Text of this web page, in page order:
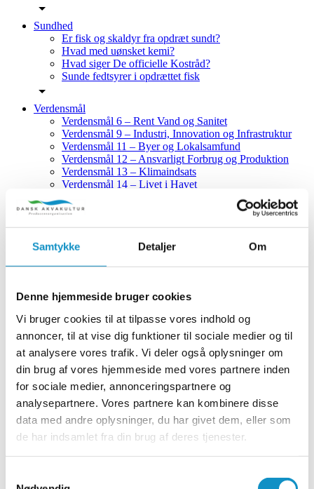
Samtykke Detaljer Om
Denne hjemmeside bruger cookies
Vi bruger cookies til at tilpasse vores indhold og
annoncer, til at vise dig funktioner til sociale medier og til
at analysere vores trafik. Vi deler også oplysninger om
din brug af vores hjemmeside med vores partnere inden
for sociale medier, annonceringspartnere og
analysepartnere. Vores partnere kan kombinere disse
data med andre oplysninger, du har givet dem, eller som
de har indsamlet fra din brug af deres tjenester.
Sundhed
Er fisk og skaldyr fra opdræt sundt?
Hvad med uønsket kemi?
Hvad siger De officielle Kostråd?
Sunde fedtsyrer i opdrættet fisk
Verdensmål
Verdensmål 6 – Rent Vand og Sanitet
Verdensmål 9 – Industri, Innovation og Infrastruktur
Verdensmål 11 – Byer og Lokalsamfund
Verdensmål 12 – Ansvarligt Forbrug og Produktion
Verdensmål 13 – Klimaindsats
Verdensmål 14 – Livet i Havet
Verdensmål 15 – Livet på Land
Akvakultur i tal
Akvakultur i EU
Statistikker om akvakultur
Om Dansk Akvakultur producentorganisation
Vores arbejde
Strategier og politikker
Strategi 2021 – 2027
Gode praksisser og vejledninger
Kontakt
Bliv medlem
Uddannelse i akvakultur